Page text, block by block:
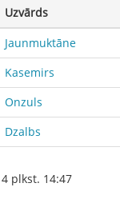
Uzvārds
Jaunmuktāne
Kasemirs
Onzuls
Dzalbs
plkst. 14:47